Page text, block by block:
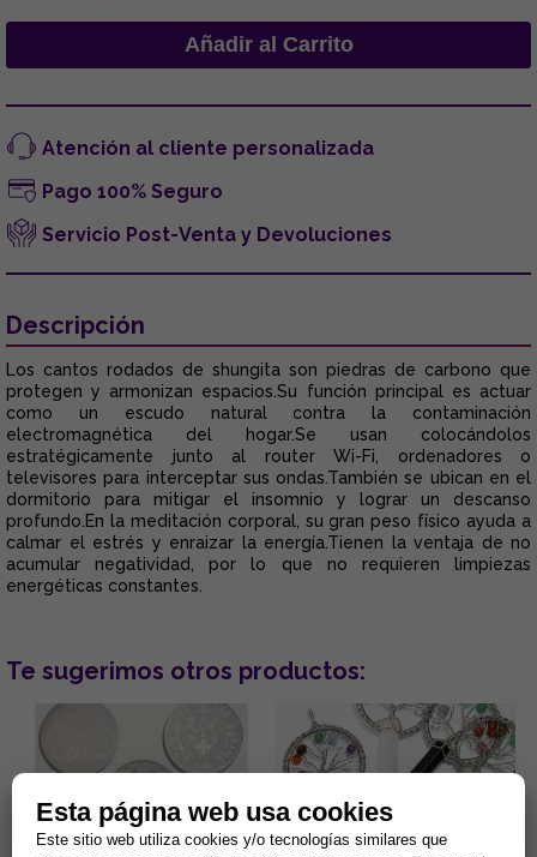
Atención al cliente personalizada
Pago 100% Seguro
Servicio Post-Venta y Devoluciones
Descripción
Los cantos rodados de shungita son piedras de carbono que
protegen y armonizan espacios.Su función principal es actuar
como un escudo natural contra la contaminación
electromagnética del hogar.Se usan colocándolos
estratégicamente junto al router Wi-Fi, ordenadores o
televisores para interceptar sus ondas.También se ubican en el
dormitorio para mitigar el insomnio y lograr un descanso
profundo.En la meditación corporal, su gran peso físico ayuda a
calmar el estrés y enraizar la energía.Tienen la ventaja de no
acumular negatividad, por lo que no requieren limpiezas
energéticas constantes.
Te sugerimos otros productos:
Esta página web usa cookies
Este sitio web utiliza cookies y/o tecnologías similares que